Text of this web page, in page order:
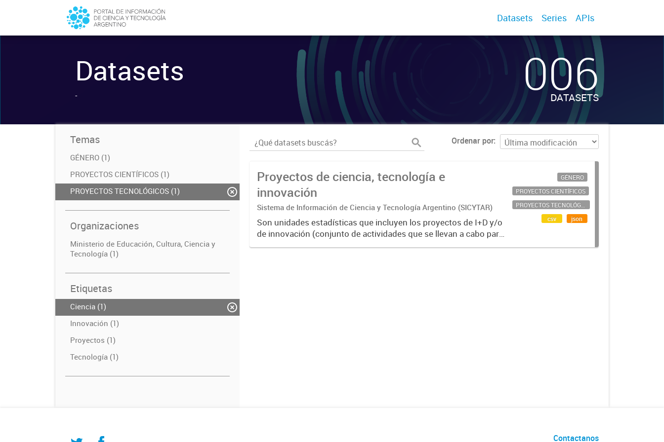
Datasets Series APIs
Datasets
- 006
DATASETS
Temas
GÉNERO (1)
PROYECTOS CIENTÍFICOS (1)
PROYECTOS TECNOLÓGICOS (1)
Organizaciones
Ministerio de Educación, Cultura, Ciencia y
Tecnología (1)
Etiquetas
Ciencia (1)
Innovación (1)
Proyectos (1)
Tecnología (1)
Ordenar por
Proyectos de ciencia, tecnología e
innovación
Sistema de Información de Ciencia y Tecnología Argentino (SICYTAR)
Son unidades estadísticas que incluyen los proyectos de I+D y/o
de innovación (conjunto de actividades que se llevan a cabo para
crear resultados CyT y/o innovativos en un tiempo
GÉNERO
PROYECTOS CIENTÍFICOS
PROYECTOS TECNOLÓGICOS
csv
json
Contactanos